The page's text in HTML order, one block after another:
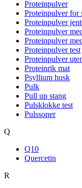
Proteinpulver
Proteinpulver for
Proteinpulver
Proteinpulver
Proteinpulver
Proteinpulver test
Proteinpulver
Proteinrik mat
Psyllium husk
Pulk
Pull up stang
Pulsklokke test
Pulssoner
Q
Q10
Quercetin
R